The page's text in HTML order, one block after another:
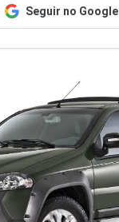
Seguir no Google